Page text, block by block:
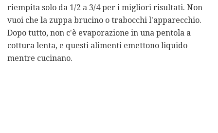
riempita solo da 1/2 a 3/4 per i migliori risultati. Non
vuoi che la zuppa brucino o trabocchi l'apparecchio.
Dopo tutto, non c'è evaporazione in una pentola a
cottura lenta, e questi alimenti emettono liquido
mentre cucinano.